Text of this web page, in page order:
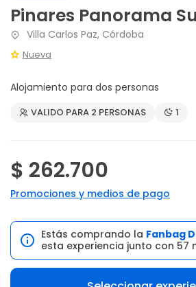
Pinares Panorama
Villa Carlos Paz, Córdoba
Nueva
Alojamiento para dos personas
VALIDO PARA 2 PERSONAS 1
$ 262.700
Promociones y medios de pago
Estás comprando la Fanbag
esta experiencia junto con 57